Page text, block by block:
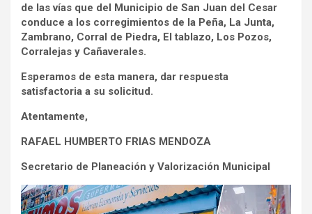
de las vías que del Municipio de San Juan del Cesar
conduce a los corregimientos de la Peña, La Junta,
Zambrano, Corral de Piedra, El tablazo, Los Pozos,
Corralejas y Cañaverales.
Esperamos de esta manera, dar respuesta
satisfactoria a su solicitud.
Atentamente,
RAFAEL HUMBERTO FRIAS MENDOZA
Secretario de Planeación y Valorización Municipal